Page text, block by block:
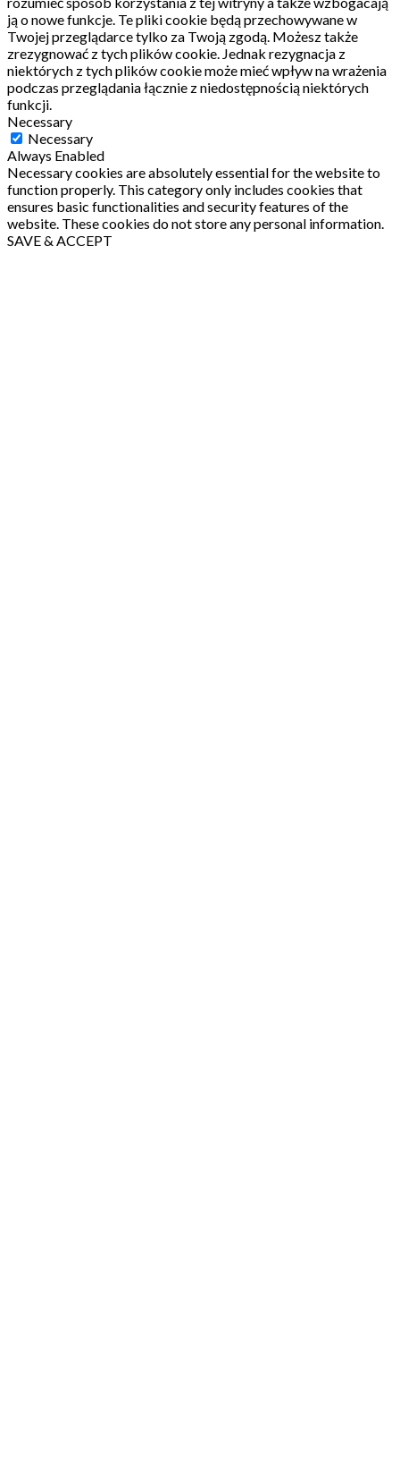
ją o nowe funkcje. Te pliki cookie będą przechowywane w
Twojej przeglądarce tylko za Twoją zgodą. Możesz także
zrezygnować z tych plików cookie. Jednak rezygnacja z
niektórych z tych plików cookie może mieć wpływ na wrażenia
podczas przeglądania łącznie z niedostępnością niektórych
funkcji.
Necessary
Necessary
Always Enabled
Necessary cookies are absolutely essential for the website to
function properly. This category only includes cookies that
ensures basic functionalities and security features of the
website. These cookies do not store any personal information.
SAVE & ACCEPT